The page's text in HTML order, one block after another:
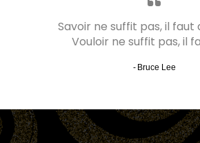
Savoir ne suffit pas, il faut
Vouloir ne suffit pas, il
Bruce Lee